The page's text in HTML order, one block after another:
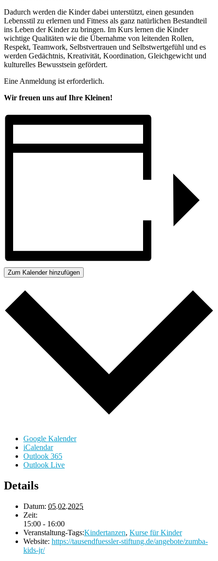
Dadurch werden die Kinder dabei unterstützt, einen gesunden
Lebensstil zu erlernen und Fitness als ganz natürlichen Bestandteil
ins Leben der Kinder zu bringen. Im Kurs lernen die Kinder
wichtige Qualitäten wie die Übernahme von leitenden Rollen,
Respekt, Teamwork, Selbstvertrauen und Selbstwertgefühl und es
werden Gedächtnis, Kreativität, Koordination, Gleichgewicht und
kulturelles Bewusstsein gefördert.
Eine Anmeldung ist erforderlich.
Wir freuen uns auf Ihre Kleinen!
Zum Kalender hinzufügen
Google Kalender
iCalendar
Outlook 365
Outlook Live
Details
Datum: 05.02.2025
Zeit:
15:00 - 16:00
Veranstaltung-Tags:Kindertanzen, Kurse für Kinder
Website: https://tausendfuessler-stiftung.de/angebote/zumba-
kids-jr/